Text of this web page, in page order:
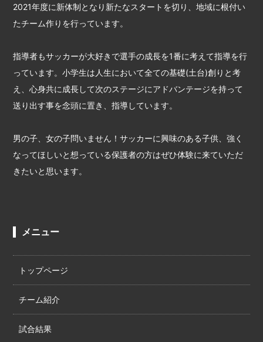
2021年度に新体制となり新たなスタートを切り、地域に根付い
たチーム作りを行っています。
指導者もサッカーが大好きで選手の成長を1番に考えて指導を行
っています。小学生は人生において全ての基礎(土台)創りと考
え、心身共に成長して次のステージにアドバンテージを持って
送り出す事を念頭に置き、指導しています。
男の子、女の子問いません！サッカーに興味のある子供、強く
なってほしいと想っている保護者の方はぜひ体験に来ていただ
きたいと思います。
メニュー
トップページ
チーム紹介
試合結果